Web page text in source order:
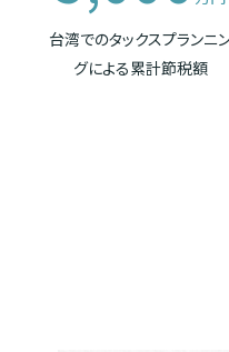
台湾でのタックスプランニ
グによる累計節税額